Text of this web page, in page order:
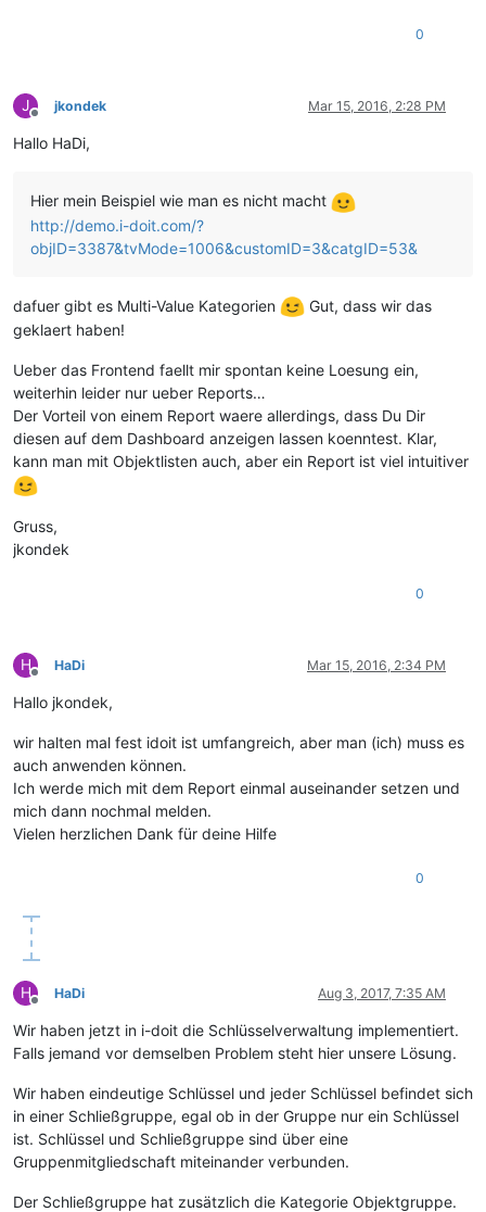
0
J
Offline
jkondek Mar 15, 2016, 2:28 PM
Hallo HaDi,
Hier mein Beispiel wie man es nicht macht
http://demo.i-doit.com/?
objID=3387&tvMode=1006&customID=3&catgID=53&
dafuer gibt es Multi-Value Kategorien
Gut, dass wir das
geklaert haben!
Ueber das Frontend faellt mir spontan keine Loesung ein,
weiterhin leider nur ueber Reports…
Der Vorteil von einem Report waere allerdings, dass Du Dir
diesen auf dem Dashboard anzeigen lassen koenntest. Klar,
kann man mit Objektlisten auch, aber ein Report ist viel intuitiver
Gruss,
jkondek
0
H
Offline
HaDi Mar 15, 2016, 2:34 PM
Hallo jkondek,
wir halten mal fest idoit ist umfangreich, aber man (ich) muss es
auch anwenden können.
Ich werde mich mit dem Report einmal auseinander setzen und
mich dann nochmal melden.
Vielen herzlichen Dank für deine Hilfe
0
H
Offline
HaDi Aug 3, 2017, 7:35 AM
Wir haben jetzt in i-doit die Schlüsselverwaltung implementiert.
Falls jemand vor demselben Problem steht hier unsere Lösung.
Wir haben eindeutige Schlüssel und jeder Schlüssel befindet sich
in einer Schließgruppe, egal ob in der Gruppe nur ein Schlüssel
ist. Schlüssel und Schließgruppe sind über eine
Gruppenmitgliedschaft miteinander verbunden.
Der Schließgruppe hat zusätzlich die Kategorie Objektgruppe.